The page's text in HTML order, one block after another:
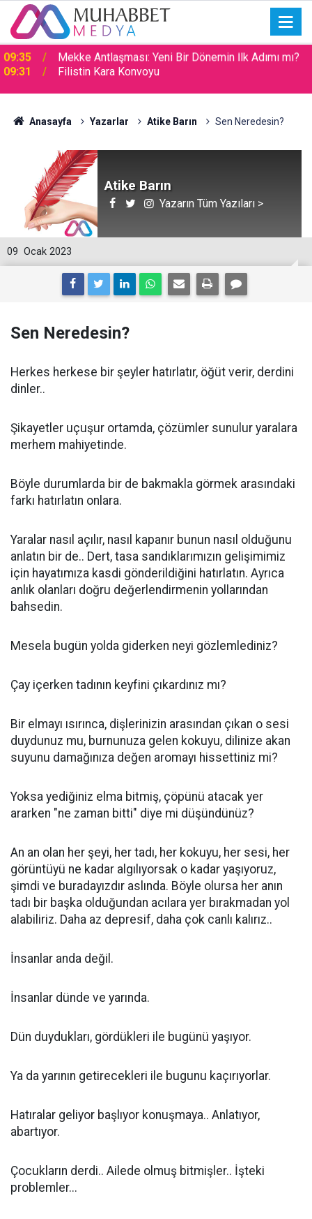
09:31 Filistin Kara Konvoyu
Anasayfa Yazarlar Atike Barın Sen Neredesin?
Atike Barın
Yazarın Tüm Yazıları >
09 Ocak 2023
Sen Neredesin?
Herkes herkese bir şeyler hatırlatır, öğüt verir, derdini
dinler..
Şikayetler uçuşur ortamda, çözümler sunulur yaralara
merhem mahiyetinde.
Böyle durumlarda bir de bakmakla görmek arasındaki
farkı hatırlatın onlara.
Yaralar nasıl açılır, nasıl kapanır bunun nasıl olduğunu
anlatın bir de.. Dert, tasa sandıklarımızın gelişimimiz
için hayatımıza kasdi gönderildiğini hatırlatın. Ayrıca
anlık olanları doğru değerlendirmenin yollarından
bahsedin.
Mesela bugün yolda giderken neyi gözlemlediniz?
Çay içerken tadının keyfini çıkardınız mı?
Bir elmayı ısırınca, dişlerinizin arasından çıkan o sesi
duydunuz mu, burnunuza gelen kokuyu, dilinize akan
suyunu damağınıza değen aromayı hissettiniz mi?
Yoksa yediğiniz elma bitmiş, çöpünü atacak yer
ararken "ne zaman bitti" diye mi düşündünüz?
An an olan her şeyi, her tadı, her kokuyu, her sesi, her
görüntüyü ne kadar algılıyorsak o kadar yaşıyoruz,
şimdi ve buradayızdır aslında. Böyle olursa her anın
tadı bir başka olduğundan acılara yer bırakmadan yol
alabiliriz. Daha az depresif, daha çok canlı kalırız..
İnsanlar anda değil.
İnsanlar dünde ve yarında.
Dün duydukları, gördükleri ile bugünü yaşıyor.
Ya da yarının getirecekleri ile bugunu kaçırıyorlar.
Hatıralar geliyor başlıyor konuşmaya.. Anlatıyor,
abartıyor.
Çocukların derdi.. Ailede olmuş bitmişler.. İşteki
problemler...